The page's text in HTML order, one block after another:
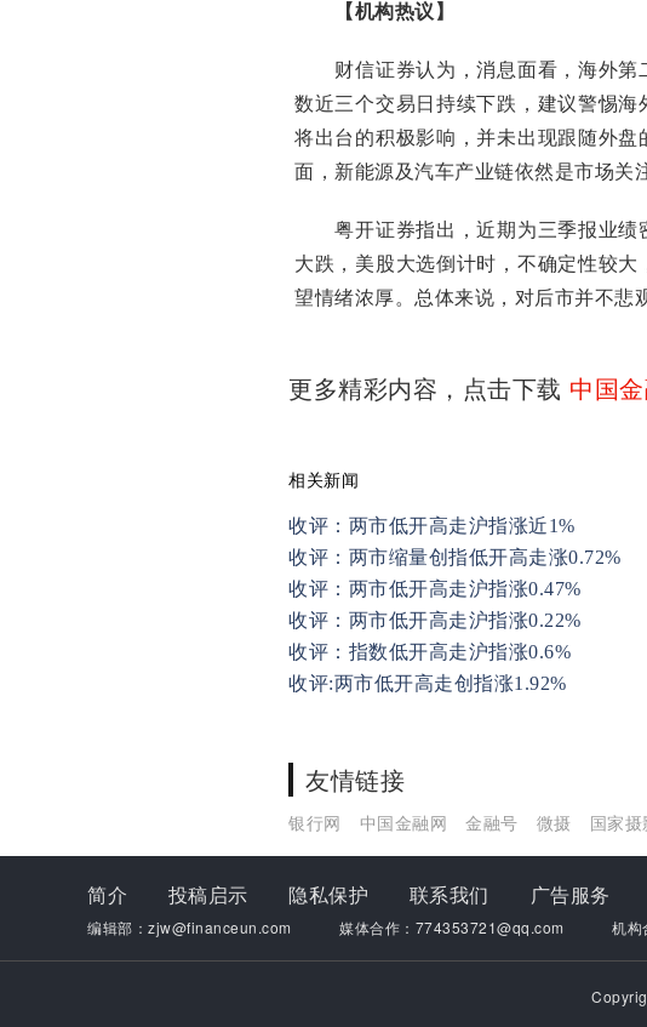
【机构热议】
财信证券认为，消息面看，海外第
数近三个交易日持续下跌，建议警惕
将出台的积极影响，并未出现跟随外
面，新能源及汽车产业链依然是市场关
粤开证券指出，近期为三季报业绩
大跌，美股大选倒计时，不确定性较
望情绪浓厚。总体来说，对后市并不悲
更多精彩内容，点击下载 中国
相关新闻
收评：两市低开高走沪指涨近1%
收评：两市缩量创指低开高走涨0.72%
收评：两市低开高走沪指涨0.47%
收评：两市低开高走沪指涨0.22%
收评：指数低开高走沪指涨0.6%
收评:两市低开高走创指涨1.92%
友情链接
银行网 中国金融网 金融号 微摄 国家摄
简介 投稿启示 隐私保护 联系我们 广告服务
编辑部：zjw@financeun.com 媒体合作：774353721@qq.com 机构